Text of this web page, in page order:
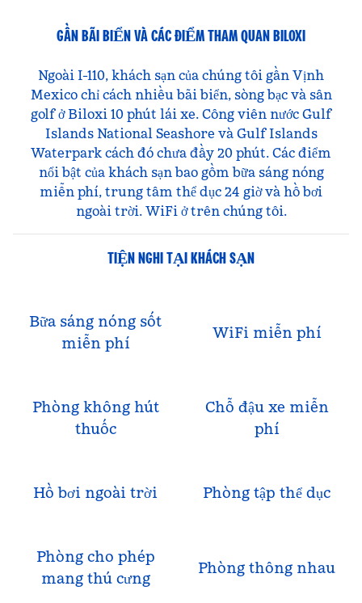
GẦN BÃI BIỂN VÀ CÁC ĐIỂM THAM QUAN BILOXI
Ngoài I-110, khách sạn của chúng tôi gần Vịnh
Mexico chỉ cách nhiều bãi biển, sòng bạc và sân
golf ở Biloxi 10 phút lái xe. Công viên nước Gulf
Islands National Seashore và Gulf Islands
Waterpark cách đó chưa đầy 20 phút. Các điểm
nổi bật của khách sạn bao gồm bữa sáng nóng
miễn phí, trung tâm thể dục 24 giờ và hồ bơi
ngoài trời. WiFi ở trên chúng tôi.
TIỆN NGHI TẠI KHÁCH SẠN
Bữa sáng nóng sốt
miễn phí
WiFi miễn phí
Phòng không hút
thuốc
Chỗ đậu xe miễn
phí
Hồ bơi ngoài trời Phòng tập thể dục
Phòng cho phép
mang thú cưng
Phòng thông nhau